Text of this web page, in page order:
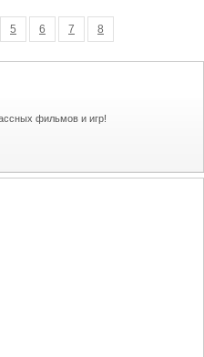
фильмов и игр!
5 6 7 8